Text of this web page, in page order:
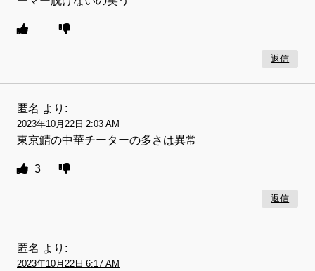
返信
匿名 より:
2023年10月22日 2:03 AM
東京鯖の中華チーターの多さは異常
3
返信
匿名 より:
2023年10月22日 6:17 AM